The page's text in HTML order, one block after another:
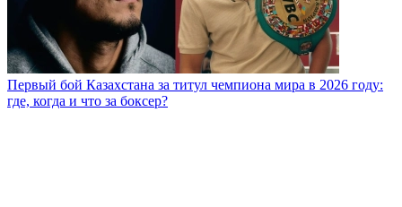
Первый бой Казахстана за титул чемпиона мира в 2026 году:
где, когда и что за боксер?